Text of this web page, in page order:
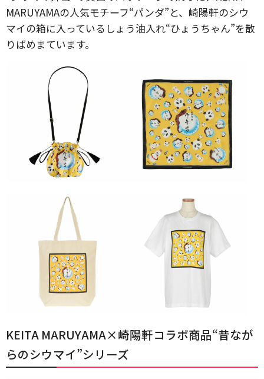
MARUYAMAの人気モチーフ“パンダ”と、崎陽軒のシウ
マイの箱に入っているしょう油入れ“ひょうちゃん”を散
りばめまています。
KEITA MARUYAMA×崎陽軒コラボ商品“昔なが
らのシウマイ”シリーズ